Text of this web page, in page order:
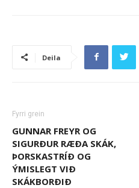
Deila
Fyrri grein
GUNNAR FREYR OG
SIGURÐUR RÆÐA SKÁK,
ÞORSKASTRÍÐ OG
ÝMISLEGT VIÐ
SKÁKBORÐIÐ